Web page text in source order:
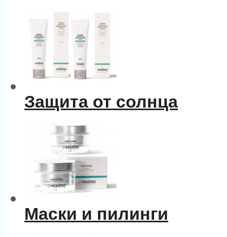
Защита от солнца
Маски и пилинги